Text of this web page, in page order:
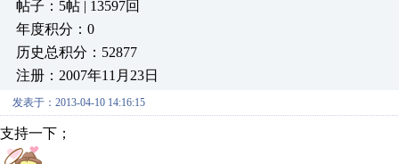
帖子：5帖 | 13597回
年度积分：0
历史总积分：52877
注册：2007年11月23日
发表于：2013-04-10 14:16:15
支持一下；